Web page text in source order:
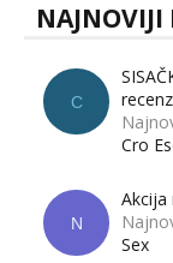
NAJNOVIJI
C
Cro
N
Akcija
Sex